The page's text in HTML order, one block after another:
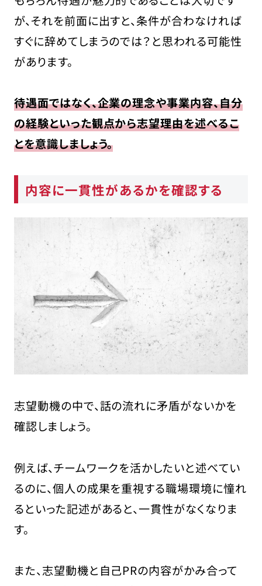
が、それを前面に出すと、条件が合わなければ
すぐに辞めてしまうのでは？と思われる可能性
があります。
待遇面ではなく、企業の理念や事業内容、自分
の経験といった観点から志望理由を述べるこ
とを意識しましょう。
内容に一貫性があるかを確認する
志望動機の中で、話の流れに矛盾がないかを
確認しましょう。
例えば、チームワークを活かしたいと述べてい
るのに、個人の成果を重視する職場環境に憧れ
るといった記述があると、一貫性がなくなりま
す。
また、志望動機と自己PRの内容がかみ合って